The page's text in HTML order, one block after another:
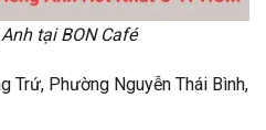
tại BON Café
Trứ, Phường Nguyễn Thái Bình,